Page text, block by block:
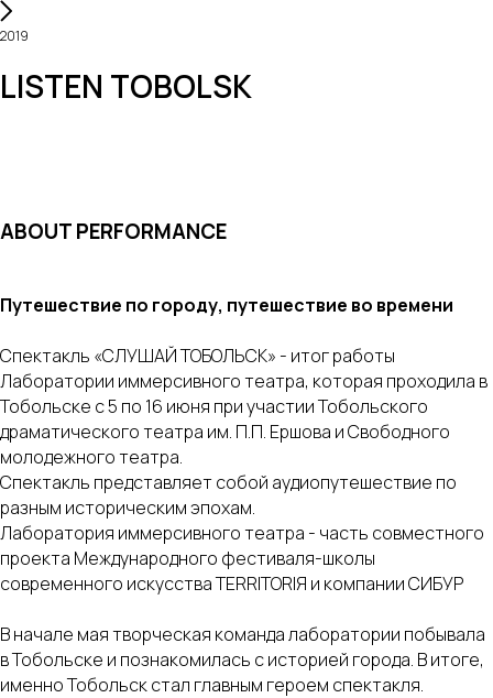
2019
LISTEN TOBOLSK
ABOUT PERFORMANCE
Путешествие по городу, путешествие во времени
Спектакль «СЛУШАЙ ТОБОЛЬСК» - итог работы
Лаборатории иммерсивного театра, которая проходила в
Тобольске с 5 по 16 июня при участии Тобольского
драматического театра им. П.П. Ершова и Свободного
молодежного театра.
Спектакль представляет собой аудиопутешествие по
разным историческим эпохам.
Лаборатория иммерсивного театра - часть совместного
проекта Международного фестиваля-школы
современного искусства TERRITORIЯ и компании СИБУР
В начале мая творческая команда лаборатории побывала
в Тобольске и познакомилась с историей города. В итоге,
именно Тобольск стал главным героем спектакля.